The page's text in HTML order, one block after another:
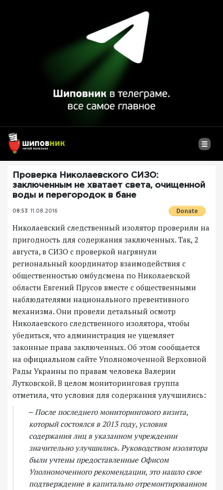
Проверка Николаевского СИЗО:
заключенным не хватает света, очищенной
воды и перегородок в бане
08:53 11.08.2016
Николаевский следственный изолятор проверили на
пригодность для содержания заключенных. Так, 2
августа, в СИЗО с проверкой нагрянули
региональный координатор взаимодействия с
общественностью омбудсмена по Николаевской
области Евгений Прусов вместе с общественными
наблюдателями национального превентивного
механизма. Они провели детальный осмотр
Николаевского следственного изолятора, чтобы
убедиться, что администрация не ущемляет
законные права заключенных. Об этом сообщается
на официальном сайте Уполномоченной Верховной
Рады Украины по правам человека Валерии
Лутковской. В целом мониторинговая группа
отметила, что условия для содержания улучшились:
‒ После последнего мониторингового визита,
который состоялся в 2013 году, условия
содержания лиц в указанном учреждении
значительно улучшились. Руководством изолятора
были учтены предоставленные Офисом
Уполномоченного рекомендации, это нашло свое
подтверждение в капитально отремонтированном